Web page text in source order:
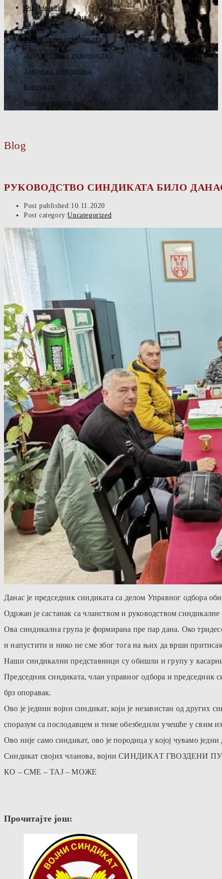
Форум жена
Галерија
Руководство синдиката
Документа за руководство
Законска регулатива
Контакти
Контактирајте нас
Blog
РУКОВОДСТВО СИНДИКАТА БИЛО
Post published: 10.11.2020
Post category:Uncategorized
Данас је председник синдиката са делом Управног одбора
Одржан је састанак са чланством и руководством
Ова синдикална група је формирана пре пар дана. Око
и напустити и нико не сме због тога на њих да врши притисак
Наши синдикални представници су обишли и групу у
Председник синдиката, члан управног одбора и
брз опоравак.
Ово је једини војни синдикат, који је независтан од
споразум са послодавцем и тиме обезбедили учешће у свим
Ово није само синдикат, ово је породица у којој чувамо
Синдикат својих чланова, војни СИНДИКАТ ГВОЗДЕНИ
КО – СМЕ – ТАЈ – МОЖЕ
Прочитајте још: